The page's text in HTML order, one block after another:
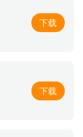
下载
下载